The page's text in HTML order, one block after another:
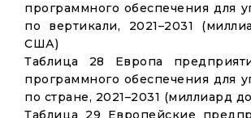
программного обеспечения для
по вертикали, 2021–2031
США)
Таблица 28 Европа
программного обеспечения для
по стране, 2021–2031 (миллиард
Таблица 29 Европейские